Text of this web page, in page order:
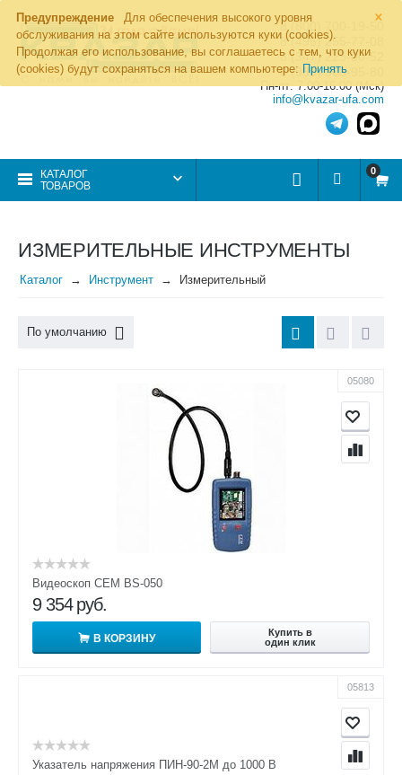
×
Предупреждение
Для обеспечения высокого уровня
обслуживания на этом сайте используются куки (cookies).
Продолжая его использование, вы соглашаетесь с тем, что куки
(cookies) будут сохраняться на вашем компьютере: Принять
8 (800) 700-19-50
8 (495) 255-77-08
8 (347) 225-00-52
8 (986) 963-95-80
Пн-пт: 7.00-16.00 (Мск)
info@kvazar-ufa.com
КАТАЛОГ
ТОВАРОВ
0
ИЗМЕРИТЕЛЬНЫЕ ИНСТРУМЕНТЫ
Каталог Инструмент Измерительный
По умолчанию
05080
Видеоскоп CEM BS-050
9 354 руб.
В КОРЗИНУ
Купить в
один клик
05813
Указатель напряжения ПИН-90-2М до 1000 В